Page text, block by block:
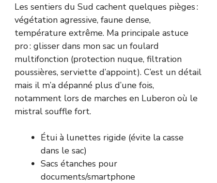
Les sentiers du Sud cachent quelques pièges :
végétation agressive, faune dense,
température extrême. Ma principale astuce
pro : glisser dans mon sac un foulard
multifonction (protection nuque, filtration
poussières, serviette d’appoint). C’est un détail
mais il m’a dépanné plus d’une fois,
notamment lors de marches en Luberon où le
mistral souffle fort.
Étui à lunettes rigide (évite la casse
dans le sac)
Sacs étanches pour
documents/smartphone